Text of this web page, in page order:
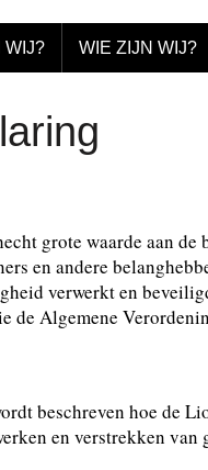
WIJ? WIE ZIJN WIJ?
grote waarde aan
en andere
verwerkt en
de Algemene
beschreven hoe de
en verstrekken